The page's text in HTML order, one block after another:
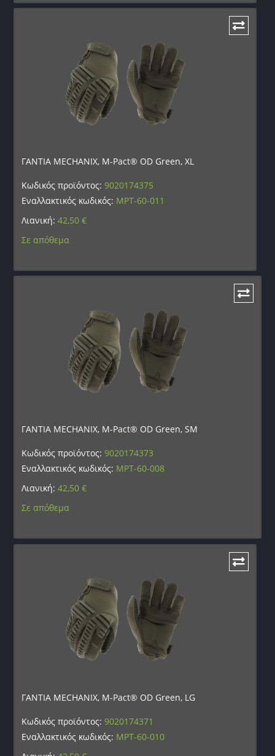
ΓΑΝΤΙΑ MECHANIX, M-Pact® OD Green, XL
Κωδικός προϊόντος:9020174375
Εναλλακτικός κωδικός: MPT-60-011
Λιανική:42,50€
Σε απόθεμα
ΓΑΝΤΙΑ MECHANIX, M-Pact® OD Green, SM
Κωδικός προϊόντος:9020174373
Εναλλακτικός κωδικός: MPT-60-008
Λιανική:42,50€
Σε απόθεμα
ΓΑΝΤΙΑ MECHANIX, M-Pact® OD Green, LG
Κωδικός προϊόντος:9020174371
Εναλλακτικός κωδικός: MPT-60-010